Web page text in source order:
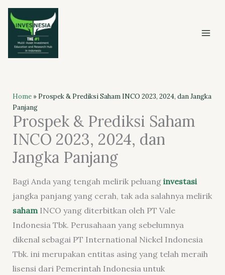
Skip
content
Home» Prospek & Prediksi Saham INCO 2023, 2024, dan Jangka
Panjang
Prospek & Prediksi Saham
INCO 2023, 2024, dan
Jangka Panjang
Bagi Anda yang tengah melirik peluang investasi
jangka panjang yang cerah, tak ada salahnya melirik
sahamINCO yang diterbitkan oleh PT Vale
Indonesia Tbk. Perusahaan yang sebelumnya
dikenal sebagai PT International Nickel Indonesia
Tbk. ini merupakan entitas asing yang telah meraih
lisensi dari Pemerintah Indonesia untuk